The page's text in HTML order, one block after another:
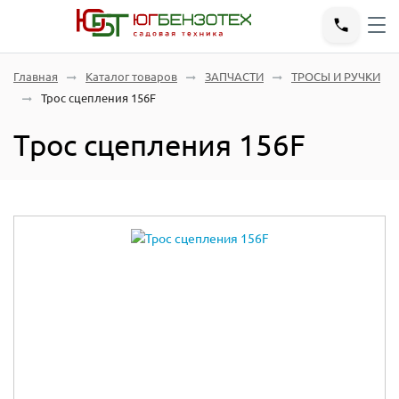
Главная Каталог товаров ЗАПЧАСТИ
ТРОСЫ И РУЧКИ
Трос сцепления 156F
Трос сцепления 156F